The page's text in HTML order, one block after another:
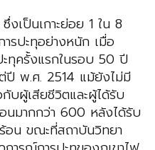
งเป็นเกาะย่อย 1 ใน 8
รปะทุอย่างหนัก เมื่อ
ทุครั้งแรกในรอบ 50 ปี
ปี พ.ศ. 2514 แม้ยังไม่มี
บผู้เสียชีวิตและผู้ได้รับ
นมากกว่า 600 หลังได้รับ
ร้อน ขณะที่สถาบันวิทยา